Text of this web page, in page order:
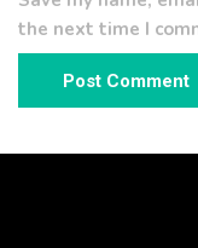
the next time I